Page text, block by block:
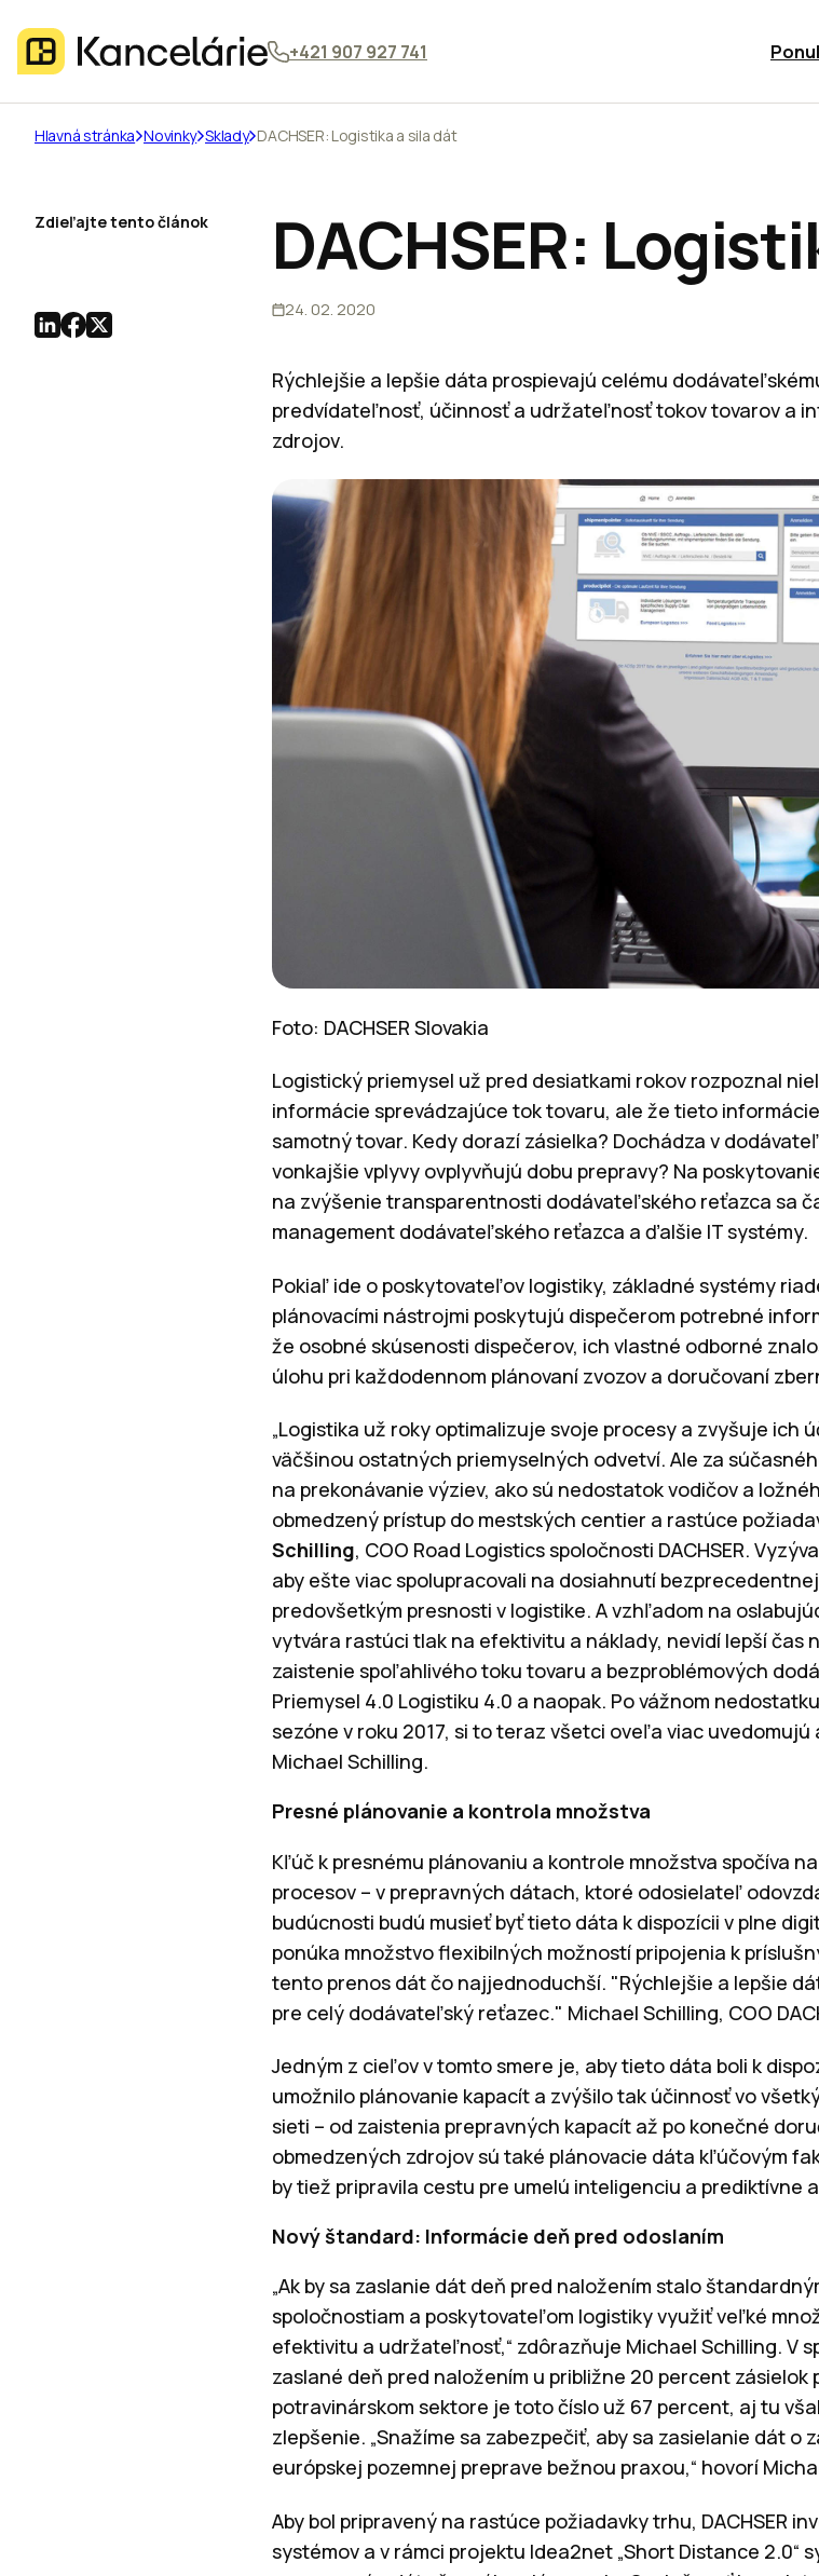
+421 907 927 741
Hlavná stránka Novinky Sklady DACHSER: Logistika a sila dát
DACHSER:
24. 02. 2020
Rýchlejšie a lepšie dáta prospievajú celému
predvídateľnosť, účinnosť a udržateľnosť tokov tovarov a
zdrojov.
Foto: DACHSER Slovakia
Logistický priemysel už pred desiatkami rokov rozpoznal
informácie sprevádzajúce tok tovaru, ale že tieto
samotný tovar. Kedy dorazí zásielka? Dochádza v
vonkajšie vplyvy ovplyvňujú dobu prepravy? Na
na zvýšenie transparentnosti dodávateľského reťazca sa
management dodávateľského reťazca a ďalšie IT systémy.
Pokiaľ ide o poskytovateľov logistiky, základné systémy
plánovacími nástrojmi poskytujú dispečerom potrebné
že osobné skúsenosti dispečerov, ich vlastné odborné
úlohu pri každodennom plánovaní zvozov a doručovaní
„Logistika už roky optimalizuje svoje procesy a zvyšuje ich
väčšinou ostatných priemyselných odvetví. Ale za
na prekonávanie výziev, ako sú nedostatok vodičov a
obmedzený prístup do mestských centier a rastúce
Schilling, COO Road Logistics spoločnosti DACHSER.
aby ešte viac spolupracovali na dosiahnutí
predovšetkým presnosti v logistike. A vzhľadom na
vytvára rastúci tlak na efektivitu a náklady, nevidí lepší čas
zaistenie spoľahlivého toku tovaru a bezproblémových
Priemysel 4.0 Logistiku 4.0 a naopak. Po vážnom
sezóne v roku 2017, si to teraz všetci oveľa viac
Michael Schilling.
Presné plánovanie a kontrola množstva
Kľúč k presnému plánovaniu a kontrole množstva spočíva
procesov – v prepravných dátach, ktoré odosielateľ
budúcnosti budú musieť byť tieto dáta k dispozícii v plne
ponúka množstvo flexibilných možností pripojenia k
tento prenos dát čo najjednoduchší. "Rýchlejšie a lepšie
pre celý dodávateľský reťazec." Michael Schilling, COO
Jedným z cieľov v tomto smere je, aby tieto dáta boli k
umožnilo plánovanie kapacít a zvýšilo tak účinnosť vo
sieti – od zaistenia prepravných kapacít až po konečné
obmedzených zdrojov sú také plánovacie dáta kľúčovým
by tiež pripravila cestu pre umelú inteligenciu a prediktívne
Nový štandard: Informácie deň pred odoslaním
„Ak by sa zaslanie dát deň pred naložením stalo
spoločnostiam a poskytovateľom logistiky využiť veľké
efektivitu a udržateľnosť,“ zdôrazňuje Michael Schilling. V
zaslané deň pred naložením u približne 20 percent zásielok
potravinárskom sektore je toto číslo už 67 percent, aj tu
zlepšenie. „Snažíme sa zabezpečiť, aby sa zasielanie dát o
európskej pozemnej preprave bežnou praxou,“ hovorí
Aby bol pripravený na rastúce požiadavky trhu, DACHSER
systémov a v rámci projektu Idea2net „Short Distance 2.0“
Zdieľajte tento článok